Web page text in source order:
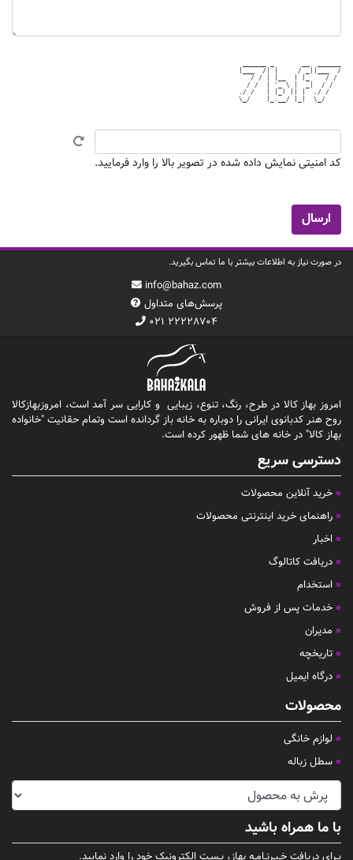
|___  /| |     / _||___  /
   / / | |__  | |_    / /
  / /  | '_ \ |  _|  / /
./ /   | |_) || |  ./ /
\_/    |_.__/ |_|  \_/
کد امنیتی نمایش داده شده در تصویر بالا را وارد فرمایید.
در صورت نیاز به اطلاعات بیشتر با ما تماس بگیرید.
info@bahaz.com
پرسش‌های متداول
۰۲۱ ۲۲۲۲۸۷۰۴
امروز بهاز کالا در طرح، رنگ، تنوع، زیبایی و کارایی سر آمد است، امروزبهازکالا
روح هنر کدبانوی ایرانی را دوباره به خانه باز گردانده است وتمام حقانیت "خانواده
بهاز کالا" در خانه های شما ظهور کرده است.
دسترسی سریع
خرید آنلاین محصولات
راهنمای خرید اینترنتی محصولات
اخبار
دریافت کاتالوگ
استخدام
خدمات پس از فروش
مدیران
تاریخچه
درگاه ایمیل
محصولات
لوازم خانگی
سطل زباله
با ما همراه باشید